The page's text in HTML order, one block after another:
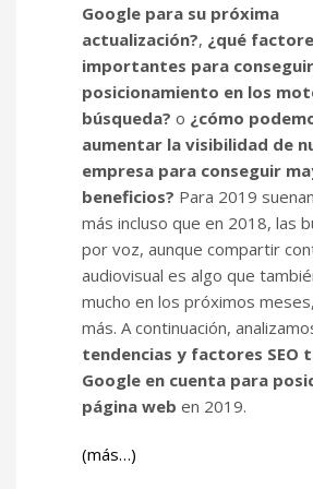
Google para su próxima
actualización?, ¿qué
importantes para
posicionamiento en los
búsqueda? o ¿cómo
aumentar la visibilidad de
empresa para conseguir
beneficios? Para 2019
más incluso que en 2018, las
por voz, aunque compartir
audiovisual es algo que
mucho en los próximos
más. A continuación,
tendencias y factores SEO
Google en cuenta para
página web en 2019.
(más…)